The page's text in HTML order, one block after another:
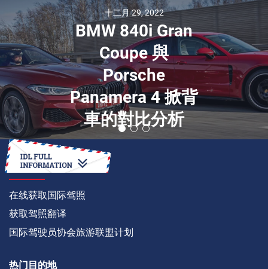
十二月 29, 2022
BMW 840i Gran
Coupe 與
Porsche
Panamera 4 掀背
車的對比分析
如何
在线获取国际驾照
获取驾照翻译
国际驾驶员协会旅游联盟计划
热门目的地